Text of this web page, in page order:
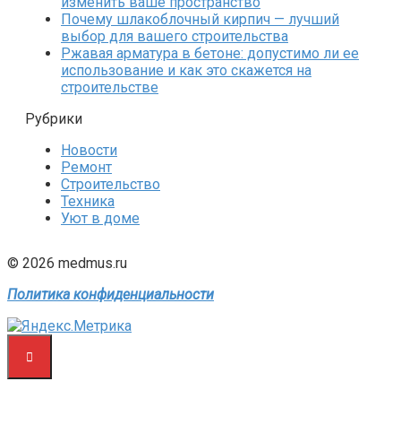
Почему шлакоблочный кирпич — лучший
выбор для вашего строительства
Ржавая арматура в бетоне: допустимо ли ее
использование и как это скажется на
строительстве
Рубрики
Новости
Ремонт
Строительство
Техника
Уют в доме
© 2026 medmus.ru
Политика конфиденциальности